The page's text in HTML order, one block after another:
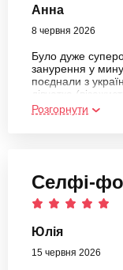
Анна
8 червня 2026
Було дуже
занурення у
поєднали з
дівчатка
розслабитися,
нашого народу і
Розгорнути
Селфі-
Юлія
15 червня 2026